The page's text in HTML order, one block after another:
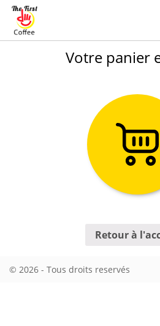
Votre panier
Retour à
© 2026 - Tous droits reservés